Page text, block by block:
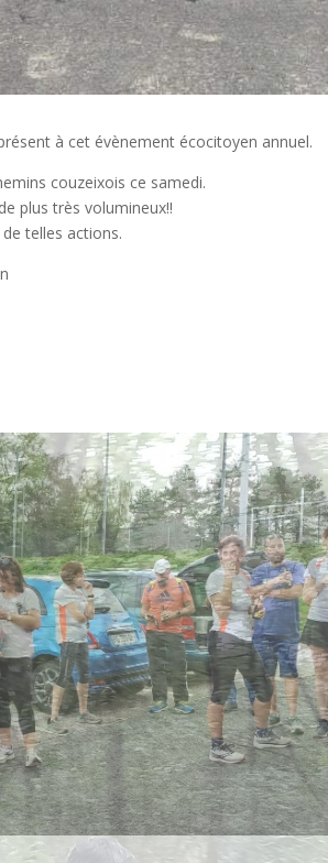
à cet évènement écocitoyen annuel.
couzeixois ce samedi.
plus très volumineux!!
telles actions.